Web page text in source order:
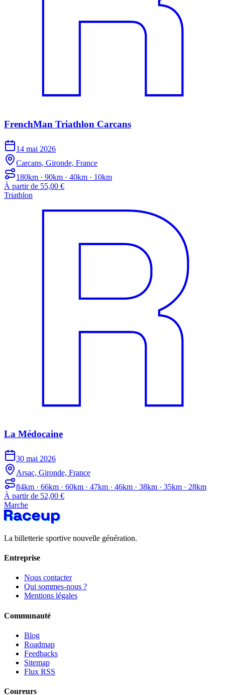
FrenchMan Triathlon Carcans
14 mai 2026
Carcans, Gironde, France
180km · 90km · 40km · 10km
À partir de 55,00 €
Triathlon
La Médocaine
30 mai 2026
Arsac, Gironde, France
84km · 66km · 60km · 47km · 46km · 38km · 35km · 28km
À partir de 52,00 €
Marche
La billetterie sportive nouvelle génération.
Entreprise
Nous contacter
Qui sommes-nous ?
Mentions légales
Communauté
Blog
Roadmap
Feedbacks
Sitemap
Flux RSS
Coureurs